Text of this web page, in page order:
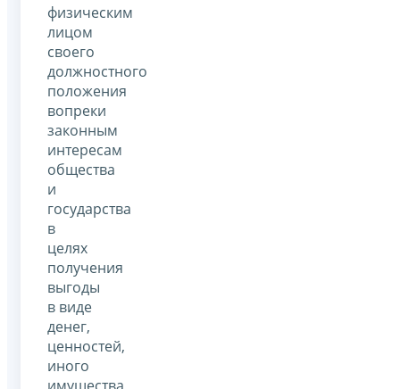
физическим
лицом
своего
должностного
положения
вопреки
законным
интересам
общества
и
государства
в
целях
получения
выгоды
в виде
денег,
ценностей,
иного